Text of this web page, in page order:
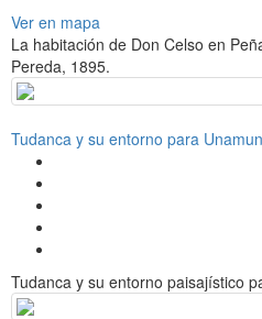
Ver en mapa
La habitación de Don Celso en
Pereda, 1895.
Tudanca y su entorno para
Tudanca y su entorno paisajístico